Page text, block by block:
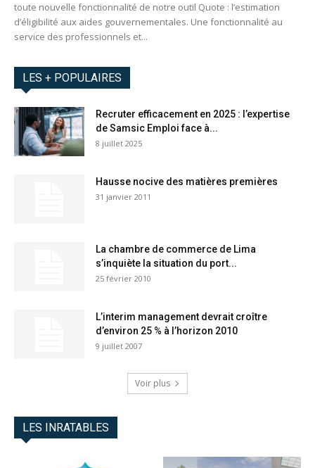
toute nouvelle fonctionnalité de notre outil Quote : l’estimation
d’éligibilité aux aides gouvernementales. Une fonctionnalité au
service des professionnels et...
LES + POPULAIRES
Recruter efficacement en 2025 : l’expertise
de Samsic Emploi face à...
8 juillet 2025
Hausse nocive des matières premières
31 janvier 2011
La chambre de commerce de Lima
s’inquiète la situation du port...
25 février 2010
L’interim management devrait croître
d’environ 25 % à l’horizon 2010
9 juillet 2007
Voir plus
LES INRATABLES